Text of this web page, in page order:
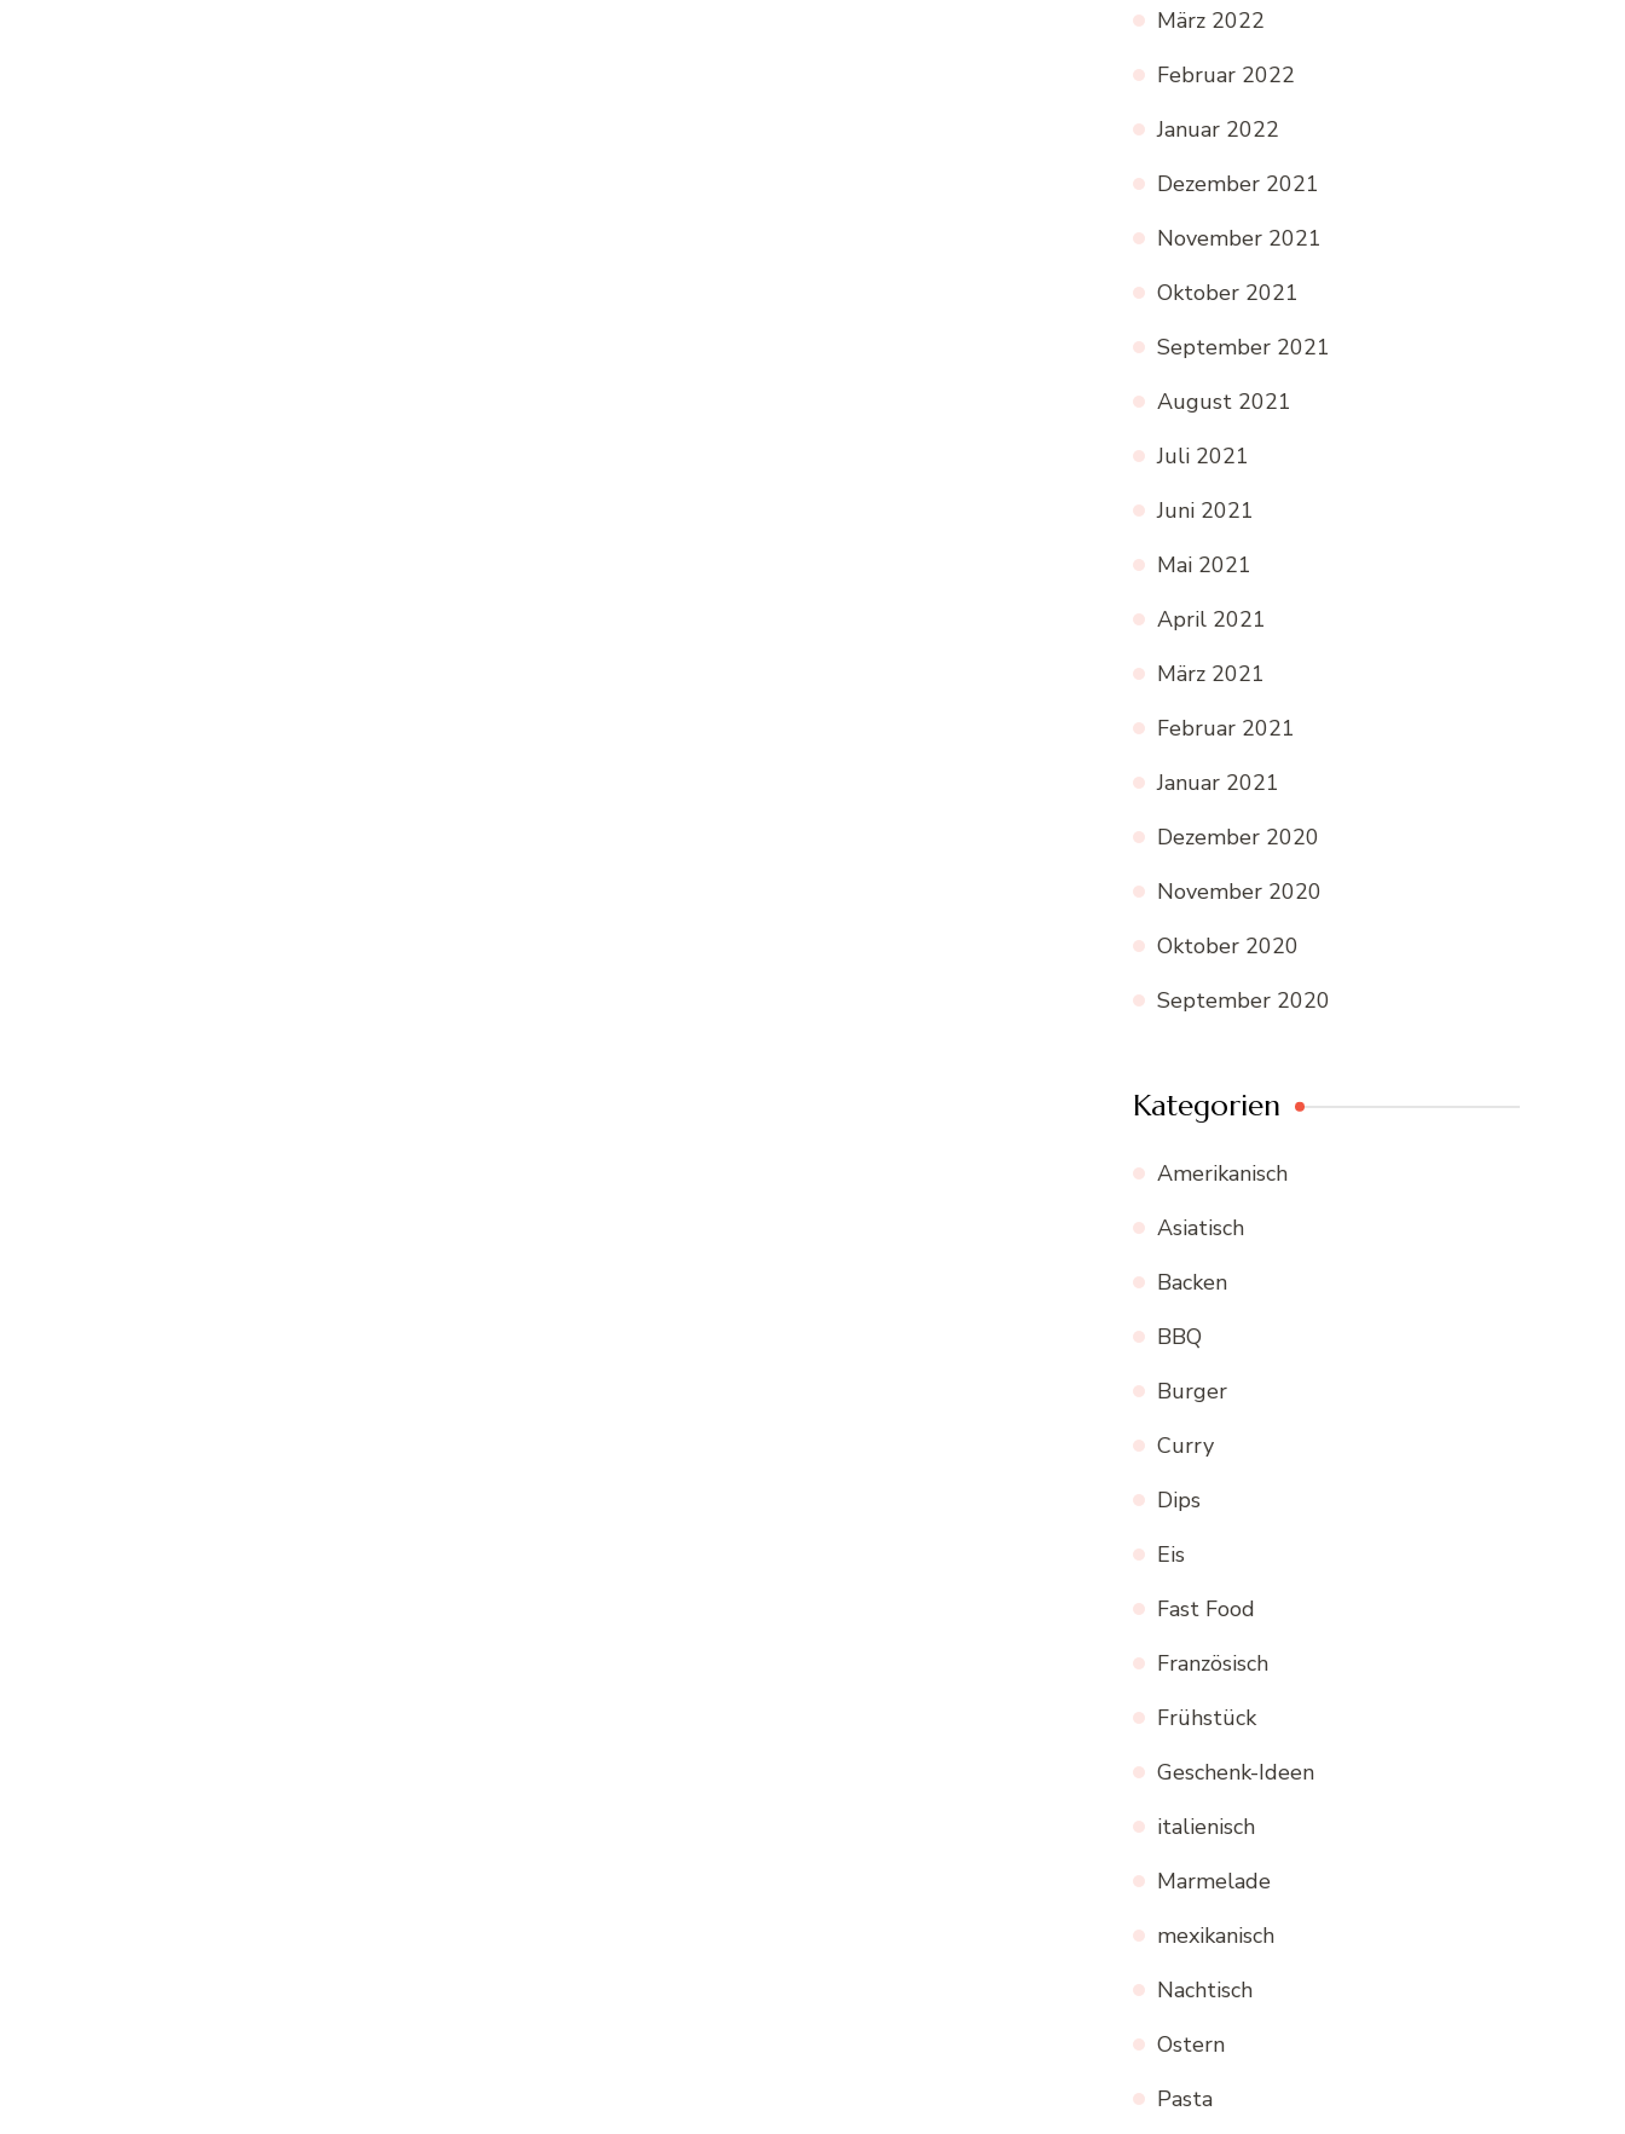
März 2022
Februar 2022
Januar 2022
Dezember 2021
November 2021
Oktober 2021
September 2021
August 2021
Juli 2021
Juni 2021
Mai 2021
April 2021
März 2021
Februar 2021
Januar 2021
Dezember 2020
November 2020
Oktober 2020
September 2020
Kategorien
Amerikanisch
Asiatisch
Backen
BBQ
Burger
Curry
Dips
Eis
Fast Food
Französisch
Frühstück
Geschenk-Ideen
italienisch
Marmelade
mexikanisch
Nachtisch
Ostern
Pasta